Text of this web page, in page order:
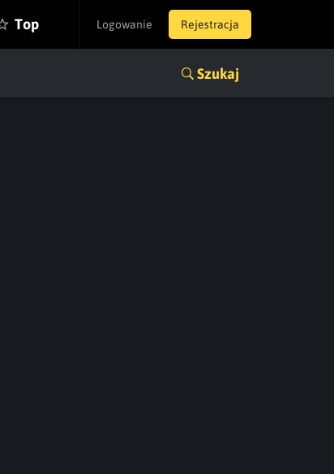
Logowanie Rejestracja
Top
Szukaj